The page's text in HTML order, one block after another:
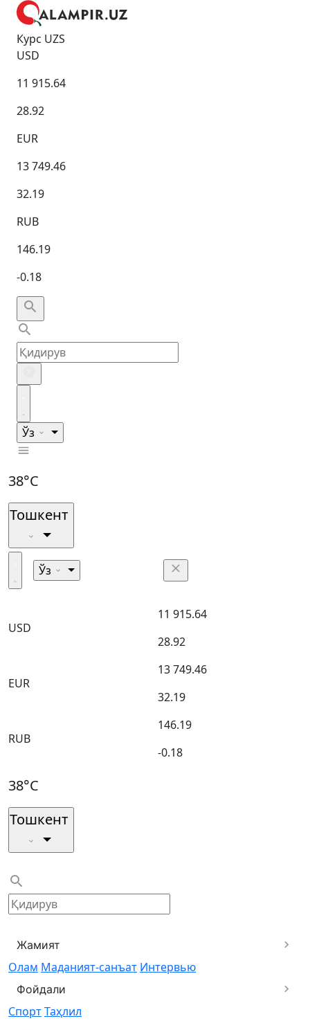
Курс UZS
USD
11 915.64
28.92
EUR
13 749.46
32.19
RUB
146.19
-0.18
Ўз
38°C
Тошкент
Ўз
USD
11 915.64
28.92
EUR
13 749.46
32.19
RUB
146.19
-0.18
38°C
Тошкент
Жамият
Олам Маданият-санъат Интервью
Фойдали
СпортТаҳлил